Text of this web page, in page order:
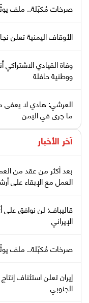
صرخات مُكبّلة.. ملف
الأوقاف اليمنية تعلن
وفاة القيادي
ووطنية حافلة
العرشي: هادي لا يعفى
ما جرى في اليمن
آخر الأخبار
بعد أكثر من عقد من
العمل مع الإبقاء على
قاليباف: لن نوافق
الإيراني
صرخات مُكبّلة.. ملف
إيران تعلن استئناف
الجنوبي